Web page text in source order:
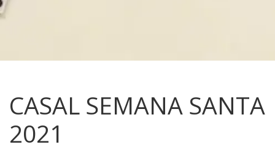
CASAL SEMANA SANTA
2021